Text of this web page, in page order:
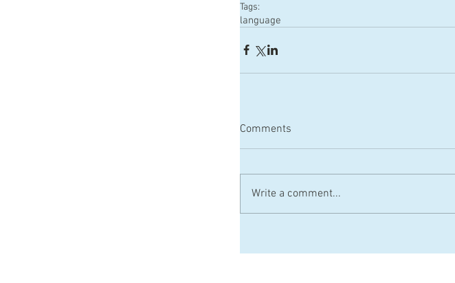
Tags:
language
Comments
Write a comment...